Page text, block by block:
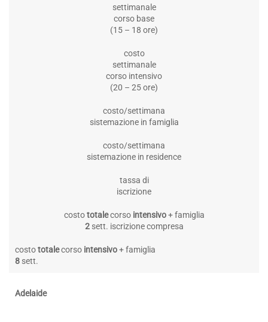
settimanale
corso base
(15 – 18 ore)
costo
settimanale
corso intensivo
(20 – 25 ore)
costo/settimana
sistemazione in famiglia
costo/settimana
sistemazione in residence
tassa di
iscrizione
costototalecorso intensivo+ famiglia
2sett. iscrizione compresa
costototalecorso intensivo+ famiglia
8 sett.
Adelaide